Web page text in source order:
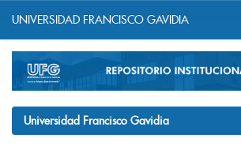
navigation
UNIVERSIDAD FRANCISCO GAVIDIA
Universidad Francisco Gavidia